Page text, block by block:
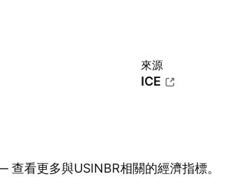
來源
ICE
查看更多與USINBR相關的經濟指標。